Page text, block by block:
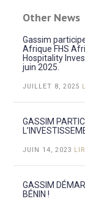
Other News
Gassim
Afrique FHS
Hospitality
juin 2025.
JUILLET 8, 2025
GASSIM
JUIN 14, 2023
GASSIM
BÉNIN !